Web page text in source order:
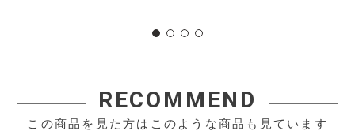
RECOMMEND
この商品を見た方はこのような商品も見ています